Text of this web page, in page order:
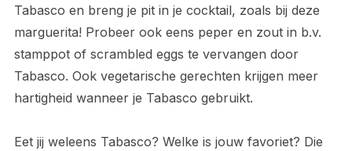
Tabasco en breng je pit in je cocktail, zoals bij deze
marguerita! Probeer ook eens peper en zout in b.v.
stamppot of scrambled eggs te vervangen door
Tabasco. Ook vegetarische gerechten krijgen meer
hartigheid wanneer je Tabasco gebruikt.
Eet jij weleens Tabasco? Welke is jouw favoriet? Die